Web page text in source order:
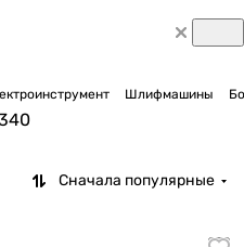
Шлифмашины
Сначала популярные